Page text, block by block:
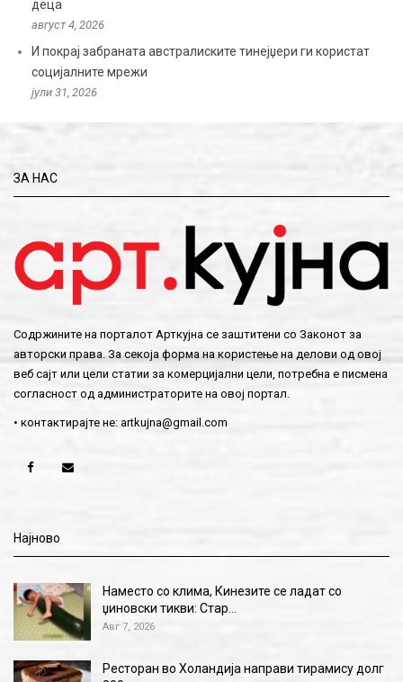
деца
август 4, 2026
И покрај забраната австралиските тинејџери ги користат
социјалните мрежи
јули 31, 2026
ЗА НАС
Содржините на порталот Арткујна се заштитени со Законот за
авторски права. За секоја форма на користење на делови од овој
веб сајт или цели статии за комерцијални цели, потребна е писмена
согласност од администраторите на овој портал.
• контактирајте не: artkujna@gmail.com
Најново
Наместо со клима, Кинезите се ладат со
џиновски тикви: Стар…
Авг 7, 2026
Ресторан во Холандија направи тирамису долг